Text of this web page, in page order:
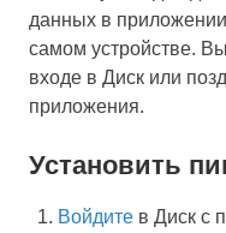
данных в
самом устройстве.
входе в Диск или
приложения.
Установить
Войдите в Диск с